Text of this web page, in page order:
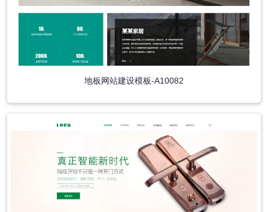
地板网站建设模板-A10082